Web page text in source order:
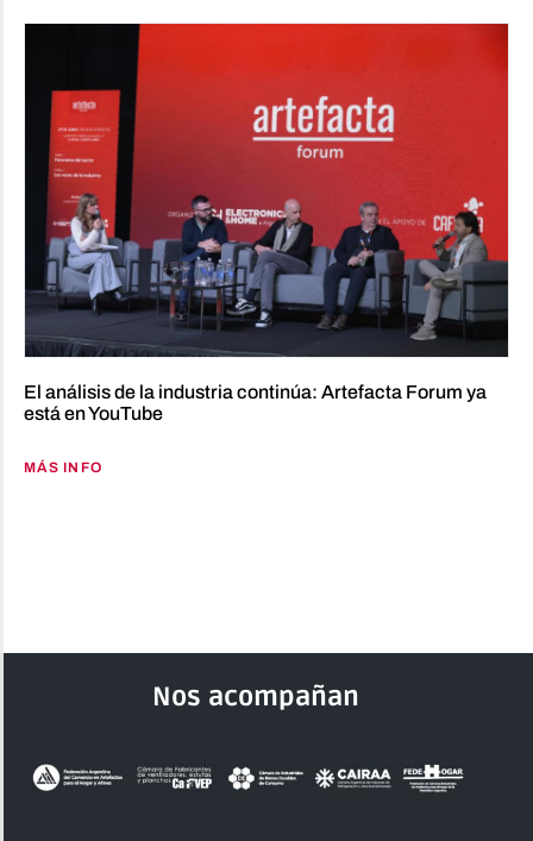
El análisis de la industria continúa: Artefacta Forum ya
está en YouTube
MÁS INFO
Nos acompañan